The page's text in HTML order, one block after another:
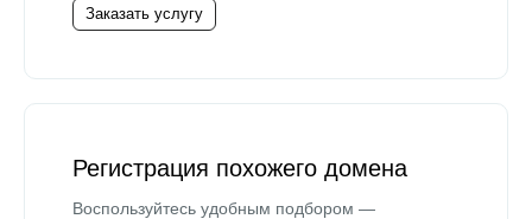
Заказать услугу
Регистрация похожего домена
Воспользуйтесь удобным подбором —